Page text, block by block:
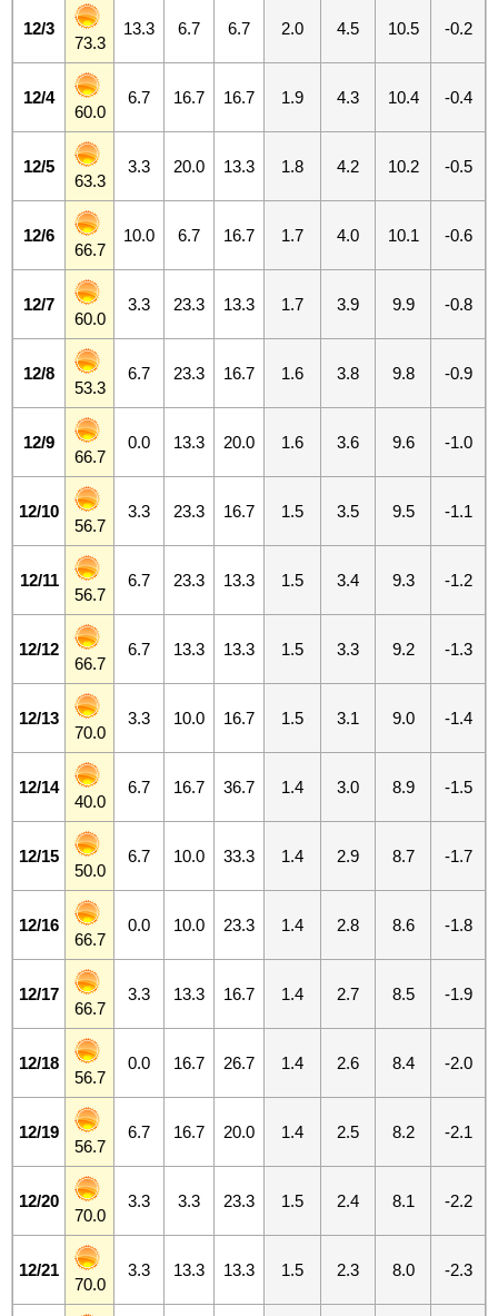
12/3
73.3
13.3 6.7 6.7 2.0 4.5 10.5 -0.2
12/4
60.0
6.7 16.7 16.7 1.9 4.3 10.4 -0.4
12/5
63.3
3.3 20.0 13.3 1.8 4.2 10.2 -0.5
12/6
66.7
10.0 6.7 16.7 1.7 4.0 10.1 -0.6
12/7
60.0
3.3 23.3 13.3 1.7 3.9 9.9 -0.8
12/8
53.3
6.7 23.3 16.7 1.6 3.8 9.8 -0.9
12/9
66.7
0.0 13.3 20.0 1.6 3.6 9.6 -1.0
12/10
56.7
3.3 23.3 16.7 1.5 3.5 9.5 -1.1
12/11
56.7
6.7 23.3 13.3 1.5 3.4 9.3 -1.2
12/12
66.7
6.7 13.3 13.3 1.5 3.3 9.2 -1.3
12/13
70.0
3.3 10.0 16.7 1.5 3.1 9.0 -1.4
12/14
40.0
6.7 16.7 36.7 1.4 3.0 8.9 -1.5
12/15
50.0
6.7 10.0 33.3 1.4 2.9 8.7 -1.7
12/16
66.7
0.0 10.0 23.3 1.4 2.8 8.6 -1.8
12/17
66.7
3.3 13.3 16.7 1.4 2.7 8.5 -1.9
12/18
56.7
0.0 16.7 26.7 1.4 2.6 8.4 -2.0
12/19
56.7
6.7 16.7 20.0 1.4 2.5 8.2 -2.1
12/20
70.0
3.3 3.3 23.3 1.5 2.4 8.1 -2.2
12/21
70.0
3.3 13.3 13.3 1.5 2.3 8.0 -2.3